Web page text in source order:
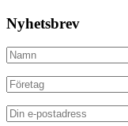
Nyhetsbrev